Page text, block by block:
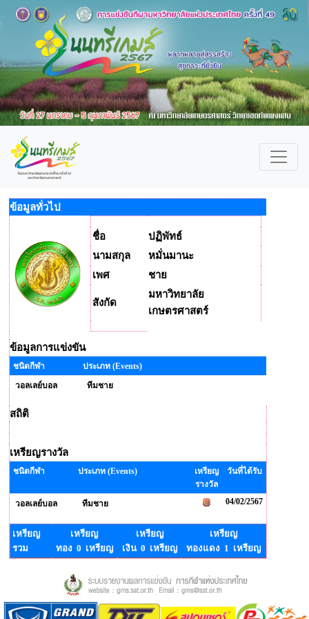
ข้อมูลทั่วไป
ชื่อ
ปฏิพัทธ์
นามสกุล
หมั่นมานะ
เพศ
ชาย
สังกัด
มหาวิทยาลัย
เกษตรศาสตร์
ข้อมูลการแข่งขัน
ชนิดกีฬา
ประเภท (Events)
วอลเลย์บอล
ทีมชาย
สถิติ
เหรียญรางวัล
ชนิดกีฬา ประเภท (Events)
เหรียญ
รางวัล
วันที่ได้รับ
วอลเลย์บอล ทีมชาย 04/02/2567
เหรียญ
รวม
เหรียญ
ทอง 0 เหรียญ
เหรียญ
เงิน 0 เหรียญ
เหรียญ
ทองแดง 1 เหรียญ